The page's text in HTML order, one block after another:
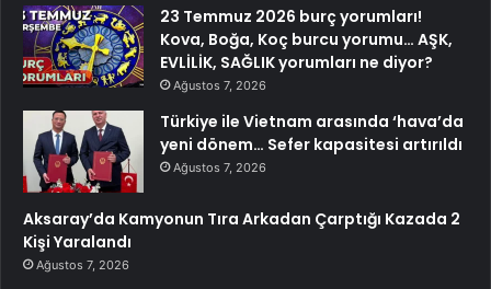
23 Temmuz 2026 burç yorumları!
Kova, Boğa, Koç burcu yorumu… AŞK,
EVLİLİK, SAĞLIK yorumları ne diyor?
Ağustos 7, 2026
Türkiye ile Vietnam arasında ‘hava’da
yeni dönem… Sefer kapasitesi artırıldı
Ağustos 7, 2026
Aksaray’da Kamyonun Tıra Arkadan Çarptığı Kazada 2
Kişi Yaralandı
Ağustos 7, 2026